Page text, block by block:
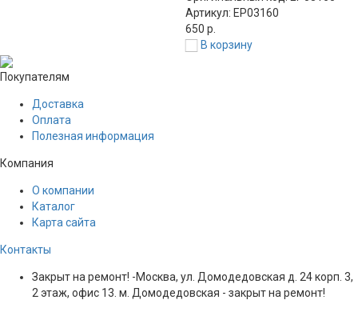
Артикул: EP03160
650 р.
В корзину
Покупателям
Доставка
Оплата
Полезная информация
Компания
О компании
Каталог
Карта сайта
Контакты
Закрыт на ремонт! -Москва, ул. Домодедовская д. 24 корп. 3,
2 этаж, офис 13. м. Домодедовская - закрыт на ремонт!